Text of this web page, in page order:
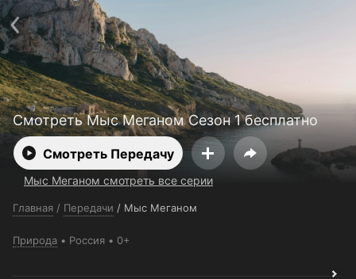
Смотреть Мыс Меганом Сезон 1 бесплатно
Смотреть Передачу
Мыс Меганом смотреть все серии
Главная / Передачи / Мыс Меганом
Природа Россия 0+
Поддержка:support@24h.tv
О сервисе
Пользовательское соглашение
Политика конфиденциальности
Для партнёров
Открыть приложение
Ввести промокод
Установить на ТВ
Бесплатные каналы Контакты